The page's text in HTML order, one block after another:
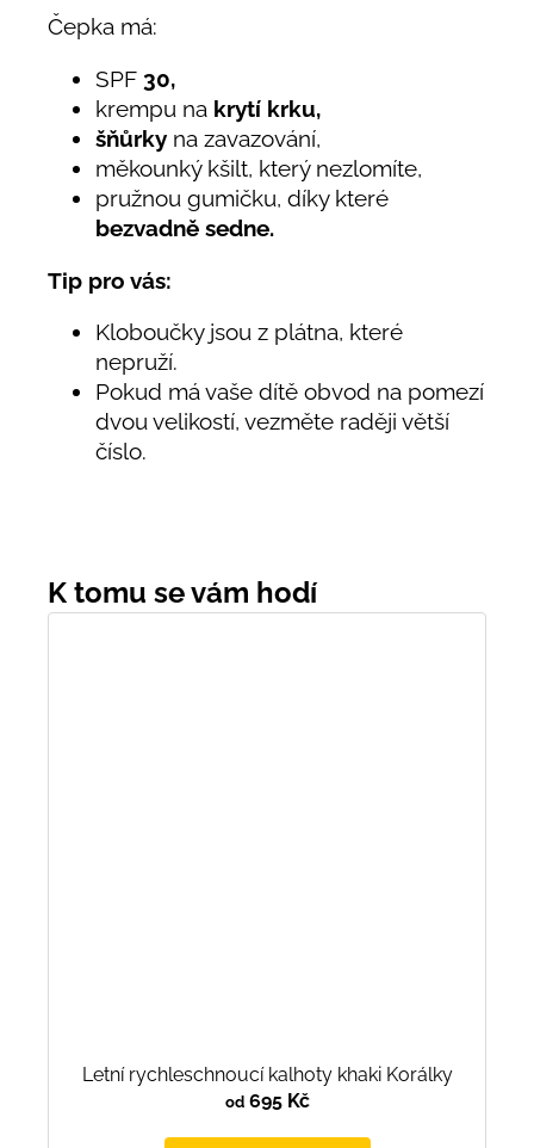
Čepka má:
SPF 30,
krempu na krytí krku,
šňůrky na zavazování,
měkounký kšilt, který nezlomíte,
pružnou gumičku, díky které
bezvadně sedne.
Tip pro vás:
Kloboučky jsou z plátna, které
nepruží.
Pokud má vaše dítě obvod na pomezí
dvou velikostí, vezměte raději větší
číslo.
Letní rychleschnoucí kalhoty khaki Korálky
od695 Kč